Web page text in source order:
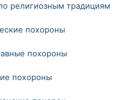
религиозным традициям
похороны
похороны
похороны